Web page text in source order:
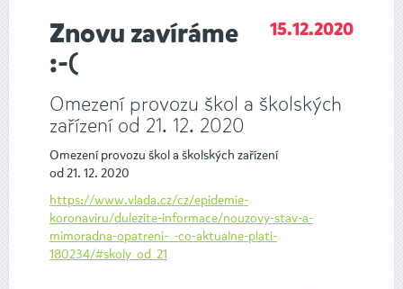
15.12.2020
Znovu zavíráme
:-(
Omezení provozu škol a školských
zařízení od 21. 12. 2020
Omezení provozu škol a školských zařízení
od 21. 12. 2020
https://www.vlada.cz/cz/epidemie-
koronaviru/dulezite-informace/nouzovy-stav-a-
mimoradna-opatreni-_-co-aktualne-plati-
180234/#skoly_od_21